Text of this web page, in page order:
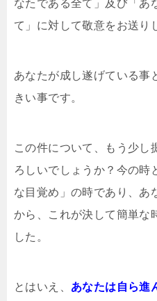
なたである全て」及び「あ
て」に対して敬意をお送り
あなたが成し遂げている事
きい事です。
この件について、もう少し
ろしいでしょうか？今の時
な目覚め」の時であり、あ
から、これが決して簡単な
した。
とはいえ、 あなたは自ら進